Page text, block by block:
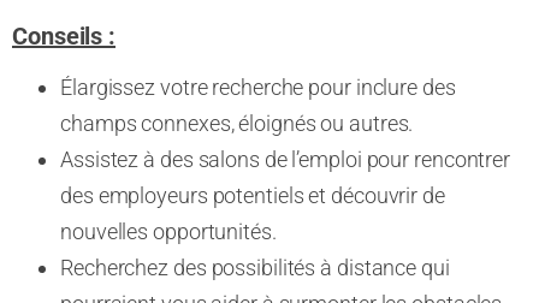
Conseils :
Élargissez votre recherche pour inclure des
champs connexes, éloignés ou autres.
Assistez à des salons de l’emploi pour rencontrer
des employeurs potentiels et découvrir de
nouvelles opportunités.
Recherchez des possibilités à distance qui